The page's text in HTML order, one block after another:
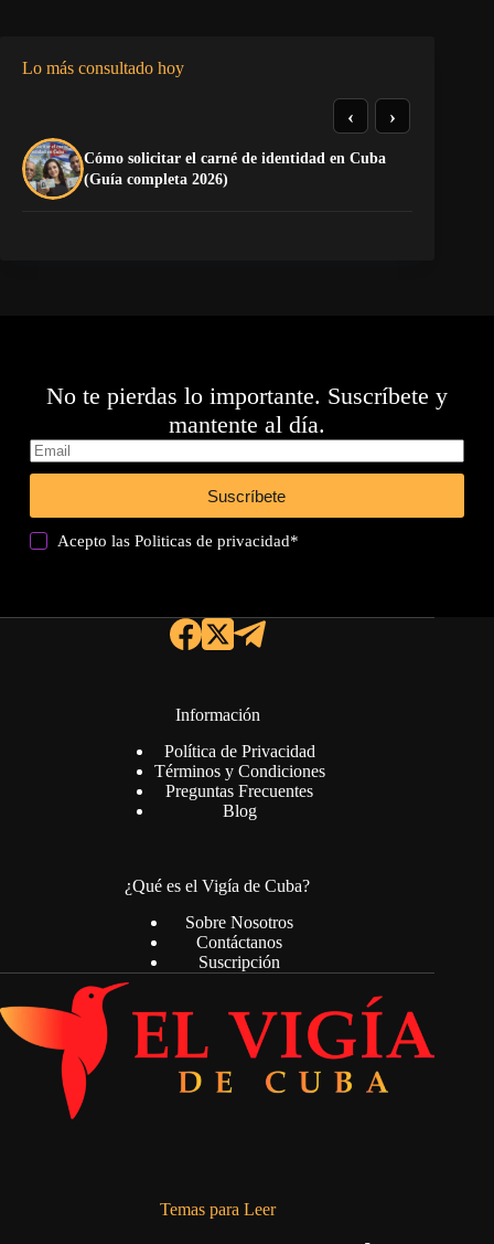
Lo más consultado hoy
Cómo solicitar el carné de identidad en Cuba
(Guía completa 2026)
‹ ›
No te pierdas lo importante. Suscríbete y
mantente al día.
Suscríbete
Acepto lasPoliticas de privacidad*
Información
Política de Privacidad
Términos y Condiciones
Preguntas Frecuentes
Blog
¿Qué es el Vigía de Cuba?
Sobre Nosotros
Contáctanos
Suscripción
Temas para Leer